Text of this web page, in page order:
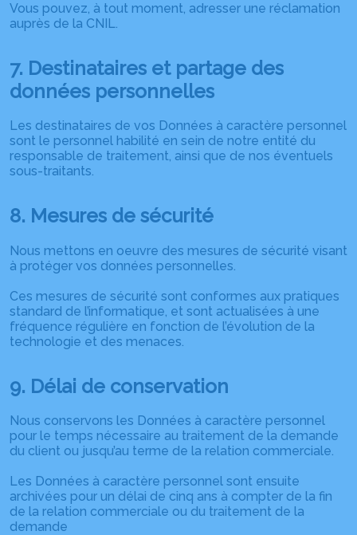
Vous pouvez, à tout moment, adresser une réclamation
auprès de la CNIL.
7. Destinataires et partage des
données personnelles
Les destinataires de vos Données à caractère personnel
sont le personnel habilité en sein de notre entité du
responsable de traitement, ainsi que de nos éventuels
sous-traitants.
8. Mesures de sécurité
Nous mettons en oeuvre des mesures de sécurité visant
à protéger vos données personnelles.
Ces mesures de sécurité sont conformes aux pratiques
standard de l’informatique, et sont actualisées à une
fréquence régulière en fonction de l’évolution de la
technologie et des menaces.
9. Délai de conservation
Nous conservons les Données à caractère personnel
pour le temps nécessaire au traitement de la demande
du client ou jusqu’au terme de la relation commerciale.
Les Données à caractère personnel sont ensuite
archivées pour un délai de cinq ans à compter de la fin
de la relation commerciale ou du traitement de la
demande